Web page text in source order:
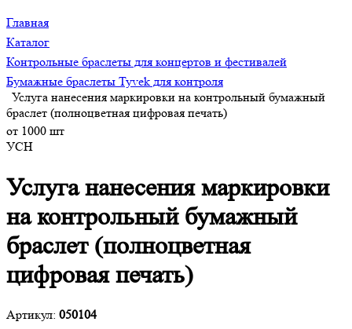
Главная
Каталог
Контрольные браслеты для концертов и фестивалей
Бумажные браслеты Tyvek для контроля
Услуга нанесения маркировки на контрольный бумажный
браслет (полноцветная цифровая печать)
от 1000 шт
УСН
Услуга нанесения маркировки
на контрольный бумажный
браслет (полноцветная
цифровая печать)
Артикул: 050104